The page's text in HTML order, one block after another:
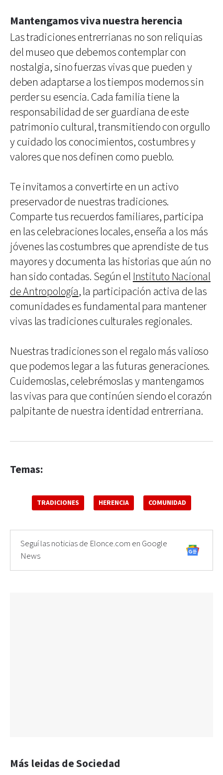
Mantengamos viva nuestra herencia
Las tradiciones entrerrianas no son reliquias
del museo que debemos contemplar con
nostalgia, sino fuerzas vivas que pueden y
deben adaptarse a los tiempos modernos sin
perder su esencia. Cada familia tiene la
responsabilidad de ser guardiana de este
patrimonio cultural, transmitiendo con orgullo
y cuidado los conocimientos, costumbres y
valores que nos definen como pueblo.
Te invitamos a convertirte en un activo
preservador de nuestras tradiciones.
Comparte tus recuerdos familiares, participa
en las celebraciones locales, enseña a los más
jóvenes las costumbres que aprendiste de tus
mayores y documenta las historias que aún no
han sido contadas. Según el Instituto Nacional
de Antropología, la participación activa de las
comunidades es fundamental para mantener
vivas las tradiciones culturales regionales.
Nuestras tradiciones son el regalo más valioso
que podemos legar a las futuras generaciones.
Cuidemoslas, celebrémoslas y mantengamos
las vivas para que continúen siendo el corazón
palpitante de nuestra identidad entrerriana.
Temas:
TRADICIONES HERENCIA COMUNIDAD
Seguí las noticias de Elonce.com en Google
News
Más leidas de Sociedad